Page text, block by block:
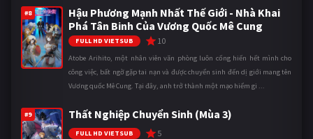
#8
Hậu Phương Mạnh Nhất Thế Giới - Nhà Khai
Phá Tân Binh Của Vương Quốc Mê Cung
FULL HD VIETSUB 10
Atobe Arihito, một nhân viên văn phòng luôn cống hiến hết mình cho
công việc, bất ngờ gặp tai nạn và được chuyển sinh đến dị giới mang tên
Vương quốc Mê Cung. Tại đây, anh trở thành một mạo hiểm gi ...
#9 Thất Nghiệp Chuyển Sinh (Mùa 3)
FULL HD VIETSUB 5